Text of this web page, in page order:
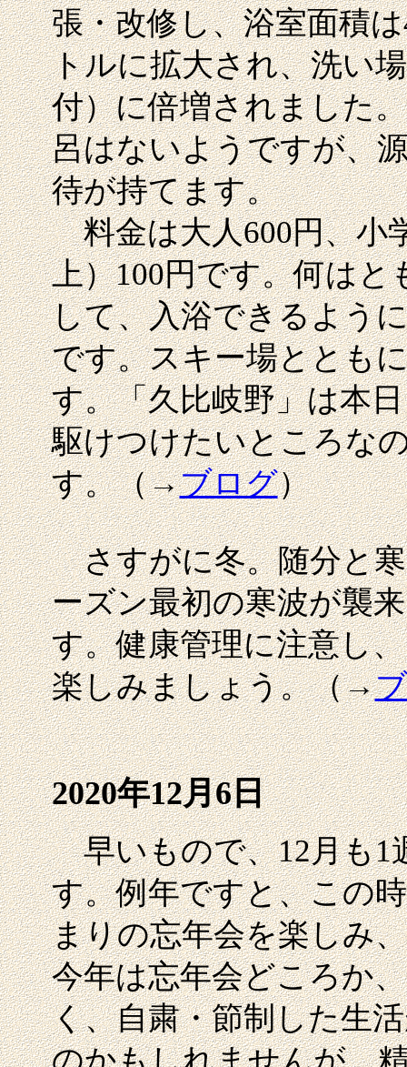
張・改修し、浴室面積
トルに拡大され、洗い
付）に倍増されました
呂はないようですが、
待が持てます。
料金は大人600円、小
上）100円です。何は
して、入浴できるよう
です。スキー場ととも
す。「久比岐野」は本
駆けつけたいところな
す。（→ブログ）
さすがに冬。随分と寒
ーズン最初の寒波が襲
す。健康管理に注意し
楽しみましょう。（→
2020年12月6日
早いもので、12月も1
す。例年ですと、この
まりの忘年会を楽しみ
今年は忘年会どころか
く、自粛・節制した生
のかもしれませんが、